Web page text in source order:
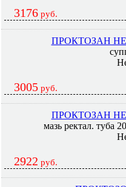
3176 руб.
ПРОКТОЗАН
3005 руб.
ПРОКТОЗАН
мазь ректал. туба
2922 руб.